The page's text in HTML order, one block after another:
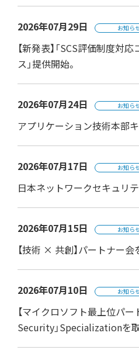
2026年07月29日 お知ら
【新発表】「SCS評価制度対
ス」提供開始。
2026年07月24日 お知ら
アプリケーション技術本部
2026年07月17日 お知ら
日本ネットワークセキュリ
2026年07月15日 お知ら
【技術 × 共創】パートナー会
2026年07月10日 お知ら
【マイクロソフト最上位パー
Security」Specializationを